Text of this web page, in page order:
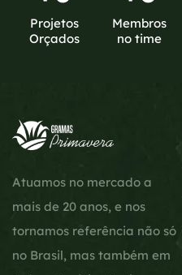
Projetos
Orçados
Membros
no time
Atuamos no mercado a
mais de 20 anos, e nos
tornamos referência não só
no Brasil, mas também em